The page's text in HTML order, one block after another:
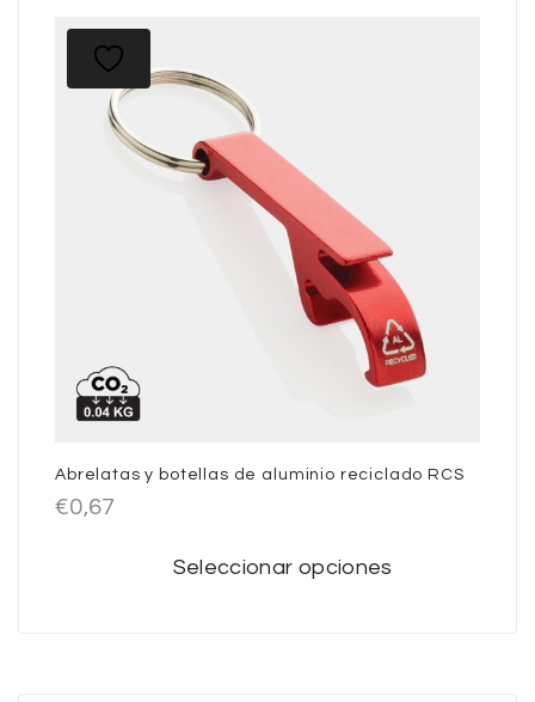
Abrelatas y botellas de aluminio reciclado RCS
€0,67
Seleccionar opciones